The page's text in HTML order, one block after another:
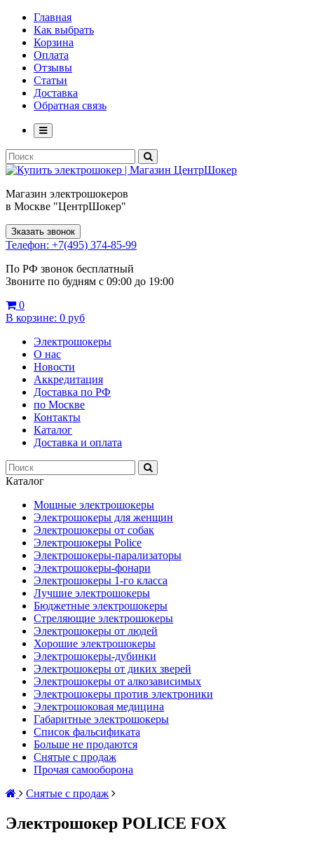
Главная
Как выбрать
Корзина
Оплата
Отзывы
Статьи
Доставка
Обратная связь
Магазин электрошокеров
в Москве "ЦентрШокер"
Зказать звонок
Телефон: +7(495) 374-85-99
По РФ звонок бесплатный
Звоните по будням с 09:00 до 19:00
0
В корзине: 0 руб
Электрошокеры
О нас
Новости
Аккредитация
Доставка по РФ
по Москве
Контакты
Каталог
Доставка и оплата
Каталог
Мощные электрошокеры
Электрошокеры для женщин
Электрошокеры от собак
Электрошокеры Police
Электрошокеры-парализаторы
Электрошокеры-фонари
Электрошокеры 1-го класса
Лучшие электрошокеры
Бюджетные электрошокеры
Стреляющие электрошокеры
Электрошокеры от людей
Хорошие электрошокеры
Электрошокеры-дубинки
Электрошокеры от диких зверей
Электрошокеры от алкозависимых
Электрошокеры против электроники
Электрошоковая медицина
Габаритные электрошокеры
Список фальсификата
Больше не продаются
Снятые с продаж
Прочая самооборона
Снятые с продаж
Электрошокер POLICE FOX